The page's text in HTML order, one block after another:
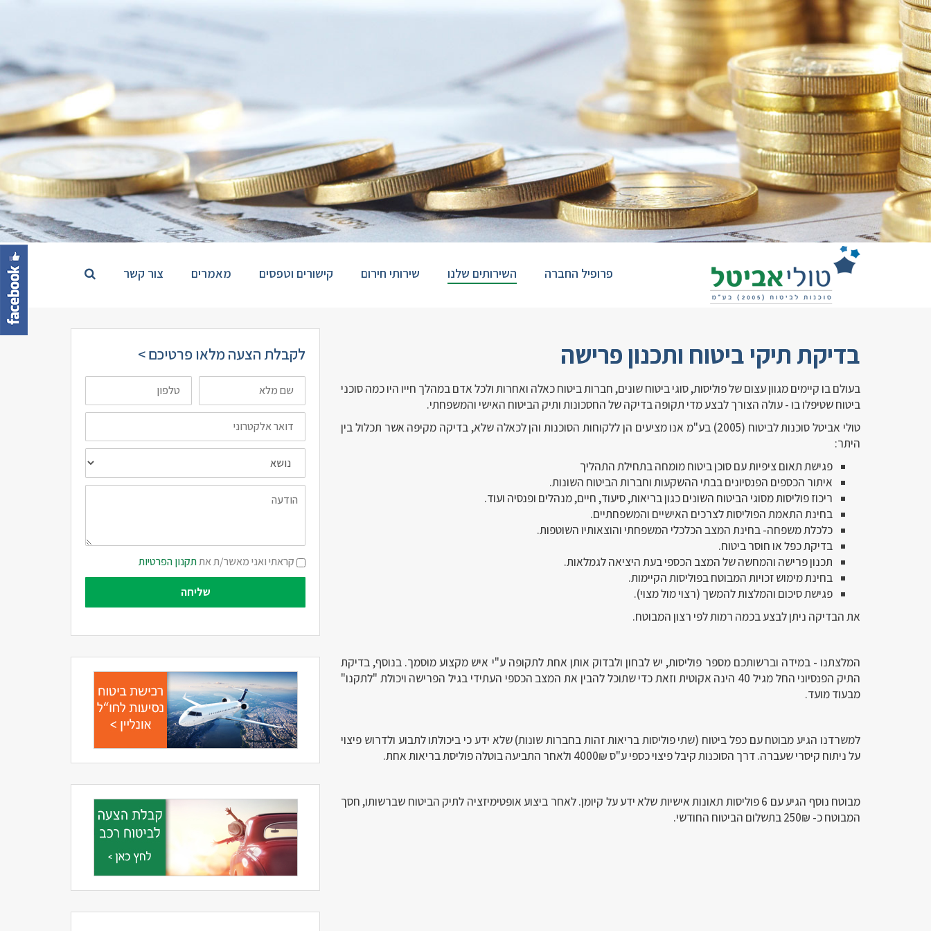
פרופיל החברה השירותים שלנו שירותי חירום קישורים וטפסים מאמרים צור קשר
בדיקת תיקי ביטוח ותכנון פרישה
בעולם בו קיימים מגוון עצום של פוליסות, סוגי ביטוח שונים, חברות ביטוח כאלה ואחרות ולכל אדם במהלך חייו היו כמה סוכני
ביטוח שטיפלו בו - עולה הצורך לבצע מדי תקופה בדיקה של החסכונות ותיק הביטוח האישי והמשפחתי.
טולי אביטל סוכנות לביטוח (2005) בע"מ אנו מציעים הן ללקוחות הסוכנות והן לכאלה שלא, בדיקה מקיפה אשר תכלול בין
היתר:
פגישת תאום ציפיות עם סוכן ביטוח מומחה בתחילת התהליך
איתור הכספים הפנסיונים בבתי ההשקעות וחברות הביטוח השונות.
ריכוז פוליסות מסוגי הביטוח השונים כגון בריאות, סיעוד, חיים, מנהלים ופנסיה ועוד.
בחינת התאמת הפוליסות לצרכים האישיים והמשפחתיים.
כלכלת משפחה- בחינת המצב הכלכלי המשפחתי והוצאותיו השוטפות.
בדיקת כפל או חוסר ביטוח.
תכנון פרישה והמחשה של המצב הכספי בעת היציאה לגמלאות.
בחינת מימוש זכויות המבוטח בפוליסות הקיימות.
פגישת סיכום והמלצות להמשך (רצוי מול מצוי).
את הבדיקה ניתן לבצע בכמה רמות לפי רצון המבוטח.
המלצתנו - במידה וברשותכם מספר פוליסות, יש לבחון ולבדוק אותן אחת לתקופה ע"י איש מקצוע מוסמך. בנוסף, בדיקת
התיק הפנסיוני החל מגיל 40 הינה אקוטית וזאת כדי שתוכל להבין את המצב הכספי העתידי בגיל הפרישה ויכולת "לתקנו"
מבעוד מועד.
למשרדנו הגיע מבוטח עם כפל ביטוח (שתי פוליסות בריאות זהות בחברות שונות) שלא ידע כי ביכולתו לתבוע ולדרוש פיצוי
על ניתוח קיסרי שעברה. דרך הסוכנות קיבל פיצוי כספי ע"ס 4000₪ ולאחר התביעה בוטלה פוליסת בריאות אחת.
מבוטח נוסף הגיע עם 6 פוליסות תאונות אישיות שלא ידע על קיומן. לאחר ביצוע אופטימיזציה לתיק הביטוח שברשותו, חסך
המבוטח כ- 250₪ בתשלום הביטוח החודשי.
לקבלת הצעה מלאו פרטיכם >
שם
מלא
טלפון
דואר
אלקטרוני
נושא
הודעה
תקנון
פרטיות
קראתי ואני מאשר/ת אתתקנון הפרטיות
שליחה